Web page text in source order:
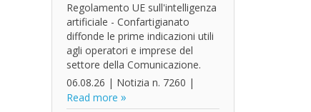
Regolamento UE sull'intelligenza
artificiale - Confartigianato
diffonde le prime indicazioni utili
agli operatori e imprese del
settore della Comunicazione.
06.08.26 | Notizia n. 7260 |
Read more